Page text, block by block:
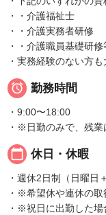
・・介護福祉士
・・介護実務者研修
・・介護職員基礎研修
・実務経験のない方も
 勤務時間
・9:00〜18:00
・※日勤のみで、残業
calendar_today 休日・休暇
・週休2日制（日曜日
・※希望休や連休の取
・※祝日に出勤した